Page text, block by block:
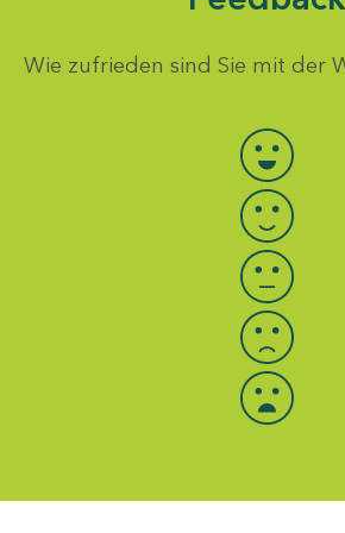
Wie zufrieden sind Sie mit der
Bewertung